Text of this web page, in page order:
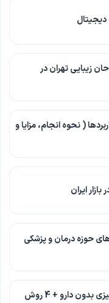
دیجیتال
زیبایی تهران در
( نحوه انجام، مزایا و
ایران
حوزه درمان و پزشکی
درمان حساسیت و آلرژی پاییزی بدون دارو + 4 روش